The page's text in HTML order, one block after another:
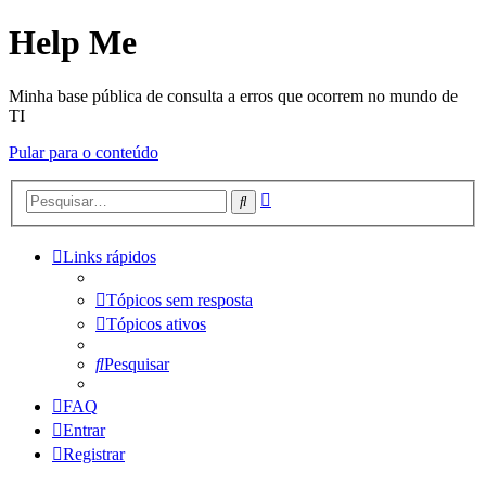
Help Me
Minha base pública de consulta a erros que ocorrem no mundo de
TI
Pular para o conteúdo
Pesquisar
Links rápidos
Tópicos sem resposta
Tópicos ativos
Pesquisar
FAQ
Entrar
Registrar